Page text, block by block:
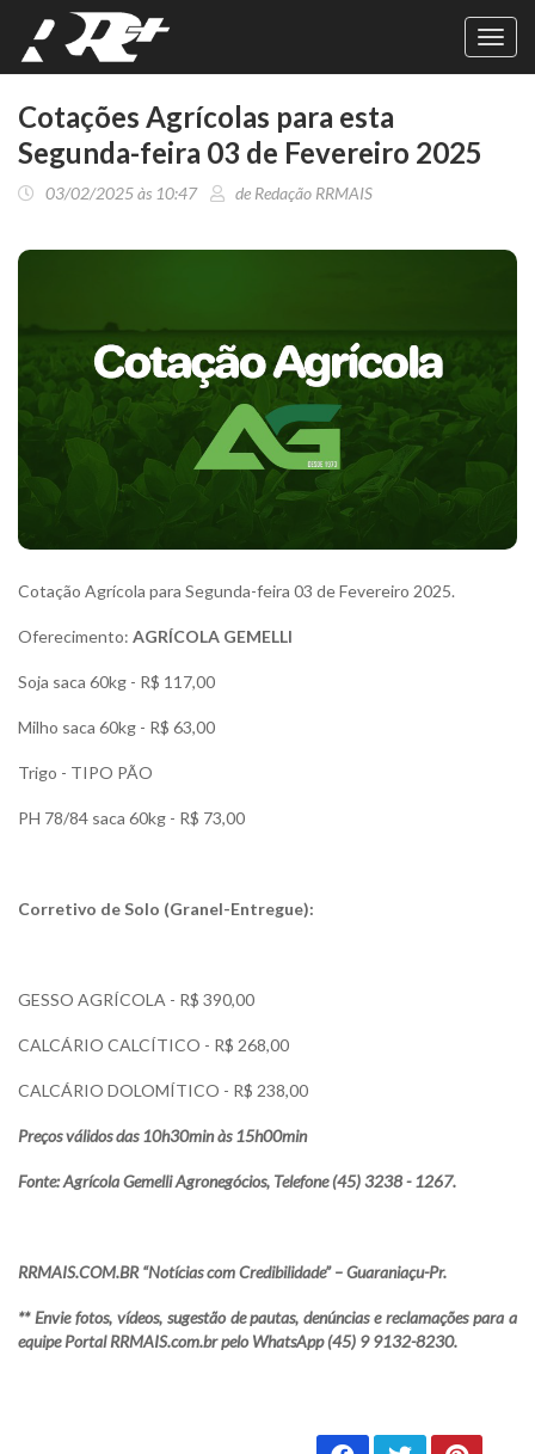
Cotações Agrícolas para esta
Segunda-feira 03 de Fevereiro 2025
03/02/2025 às 10:47 de Redação RRMAIS
Cotação Agrícola para Segunda-feira 03 de Fevereiro 2025.
Oferecimento: AGRÍCOLA GEMELLI
Soja saca 60kg - R$ 117,00
Milho saca 60kg - R$ 63,00
Trigo - TIPO PÃO
PH 78/84 saca 60kg - R$ 73,00
Corretivo de Solo (Granel-Entregue):
GESSO AGRÍCOLA - R$ 390,00
CALCÁRIO CALCÍTICO - R$ 268,00
CALCÁRIO DOLOMÍTICO - R$ 238,00
Preços válidos das 10h30min às 15h00min
Fonte: Agrícola Gemelli Agronegócios, Telefone (45) 3238 - 1267.
RRMAIS.COM.BR “Notícias com Credibilidade” – Guaraniaçu-Pr.
** Envie fotos, vídeos, sugestão de pautas, denúncias e reclamações para a
equipe Portal RRMAIS.com.br pelo WhatsApp (45) 9 9132-8230.